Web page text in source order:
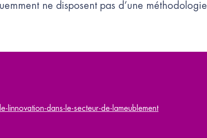
ne disposent pas d’une méthodologie
dans-le-secteur-de-lameublement